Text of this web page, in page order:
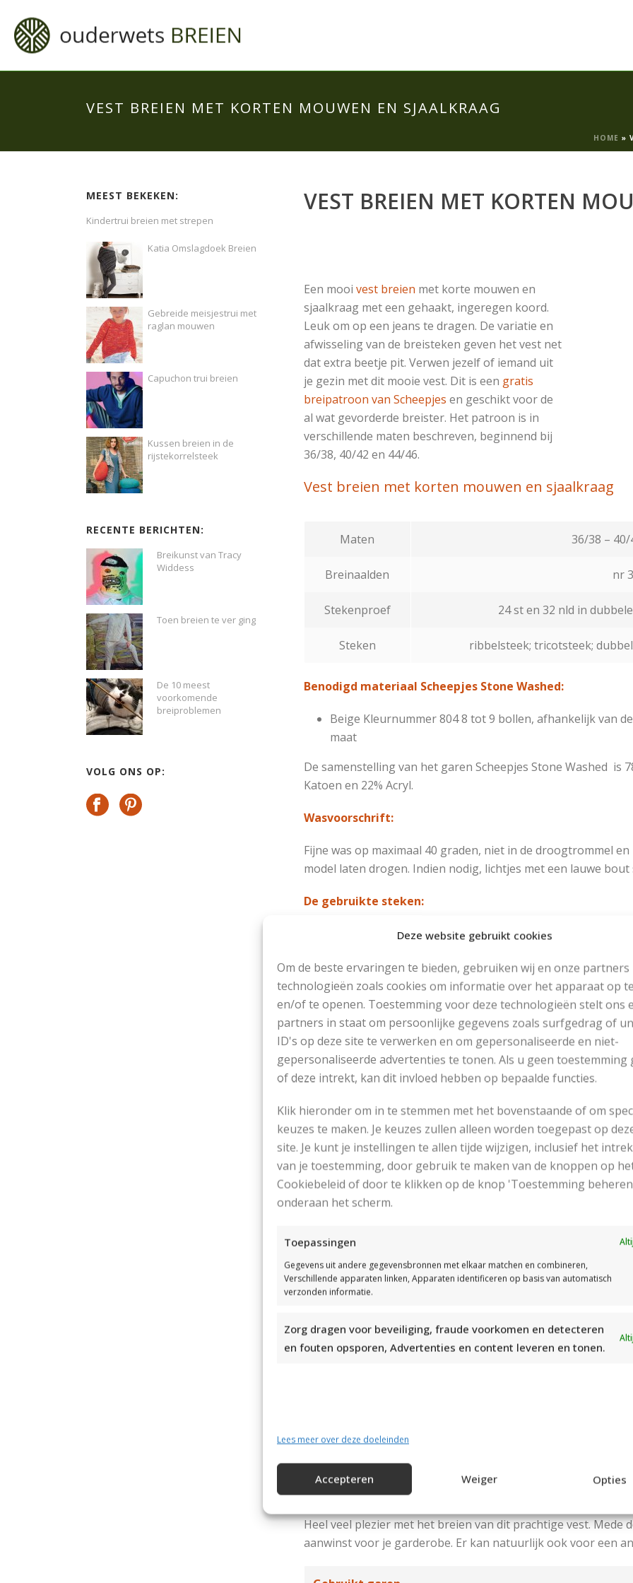
Deze website gebruikt cookies
Om de beste ervaringen te bieden, gebruiken wij en onze partners
technologieën zoals cookies om informatie over het apparaat op
en/of te openen. Toestemming voor deze technologieën stelt ons
partners in staat om persoonlijke gegevens zoals surfgedrag of
ID's op deze site te verwerken en om gepersonaliseerde en niet-
gepersonaliseerde advertenties te tonen. Als u geen toestemming
of deze intrekt, kan dit invloed hebben op bepaalde functies.
Klik hieronder om in te stemmen met het bovenstaande of om
keuzes te maken. Je keuzes zullen alleen worden toegepast op
site. Je kunt je instellingen te allen tijde wijzigen, inclusief het
van je toestemming, door gebruik te maken van de knoppen op
Cookiebeleid of door te klikken op de knop 'Toestemming
onderaan het scherm.
Toepassingen
Gegevens uit andere gegevensbronnen met elkaar matchen en combineren,
Verschillende apparaten linken, Apparaten identificeren op basis van automatisch
verzonden informatie.
Zorg dragen voor beveiliging, fraude voorkomen en detecteren
en fouten opsporen, Advertenties en content leveren en tonen.
Lees meer over deze doeleinden
Accepteren Weiger Opties
VEST BREIEN MET KORTEN MOUWEN EN SJAALKRAAG
HOME »
VEST BREIEN MET KORTEN
Een mooi vest breien met korte mouwen en
sjaalkraag met een gehaakt, ingeregen koord.
Leuk om op een jeans te dragen. De variatie en
afwisseling van de breisteken geven het vest net
dat extra beetje pit. Verwen jezelf of iemand uit
je gezin met dit mooie vest. Dit is een gratis
breipatroon van Scheepjes en geschikt voor de
al wat gevorderde breister. Het patroon is in
verschillende maten beschreven, beginnend bij
36/38, 40/42 en 44/46.
Vest breien met korten mouwen en sjaalkraag
Maten 36/38 –
Breinaalden nr
Stekenproef 24 st en 32 nld in
Steken ribbelsteek; tricotsteek;
Benodigd materiaal Scheepjes Stone Washed:
Beige Kleurnummer 8048 tot 9 bollen, afhankelijk van
maat
De samenstelling van het garen Scheepjes Stone Washed is
Katoen en 22% Acryl.
Wasvoorschrift:
Fijne was op maximaal 40 graden, niet in de droogtrommel
model laten drogen. Indien nodig, lichtjes met een lauwe bout
De gebruikte steken:
Patroonsteek
Ribbelsteek
Dubbele Gerstekorrelsteek
Het patroon van het vest bestaat uit een rugpand, voorpand
sjaalkraag.
Steekverhouding:
InRibbelsteekmet Stone Washed en breinaalden nummer
Proeflapje 10×10 cm is 24 steken en 36 naalden.
InDubbele Gerstekorrelsteek
met Stone Washed en
Indien afwijkend, de breinaalden aanpassen.
Uitvoering:
belangrijk de patroonbeschrijving te volgen en de
beschrijving zorgvuldig te lezen. Er worden in de
Afwerking:
Hiervoor geldt eveneens om de patroonbeschrijving
zorgvuldig door te lezen.
Heel veel plezier met het breien van dit prachtige vest. Mede
aanwinst voor je garderobe. Er kan natuurlijk ook voor een
MEEST BEKEKEN:
Kindertrui breien met strepen
Katia Omslagdoek Breien
Gebreide meisjestrui met
raglan mouwen
Capuchon trui breien
Kussen breien in de
rijstekorrelsteek
RECENTE BERICHTEN:
Breikunst van Tracy
Widdess
Toen breien te ver ging
De 10 meest
voorkomende
breiproblemen
VOLG ONS OP: